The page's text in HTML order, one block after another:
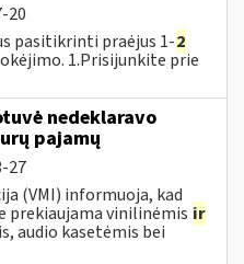
20
pasitikrinti praėjus 1-2
1.Prisijunkite prie
nedeklaravo
pajamų
27
(VMI) informuoja, kad
prekiaujama vinilinėmis ir
audio kasetėmis bei